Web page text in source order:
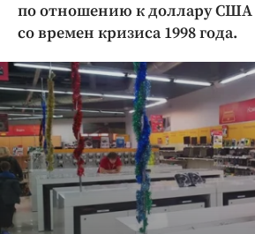
Культура
Недвижимость и ЖКХ
Образование
Общество
Погода
Праздники
Происшествия
Спорт
Экономика и бизнес
по отношению к доллару США
со времен кризиса 1998 года.